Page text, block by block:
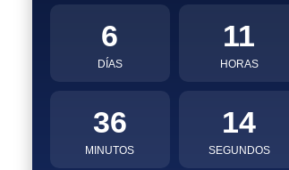
6
DÍAS
11
HORAS
36
MINUTOS
13
SEGUNDOS